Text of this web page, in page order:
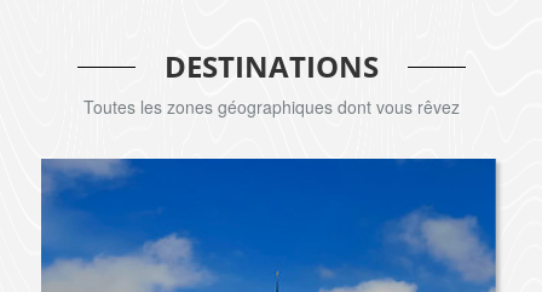
DESTINATIONS
Toutes les zones géographiques dont vous rêvez